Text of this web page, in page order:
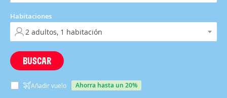
Habitaciones
BUSCAR
Añadir vuelo ahorra hasta un 20%